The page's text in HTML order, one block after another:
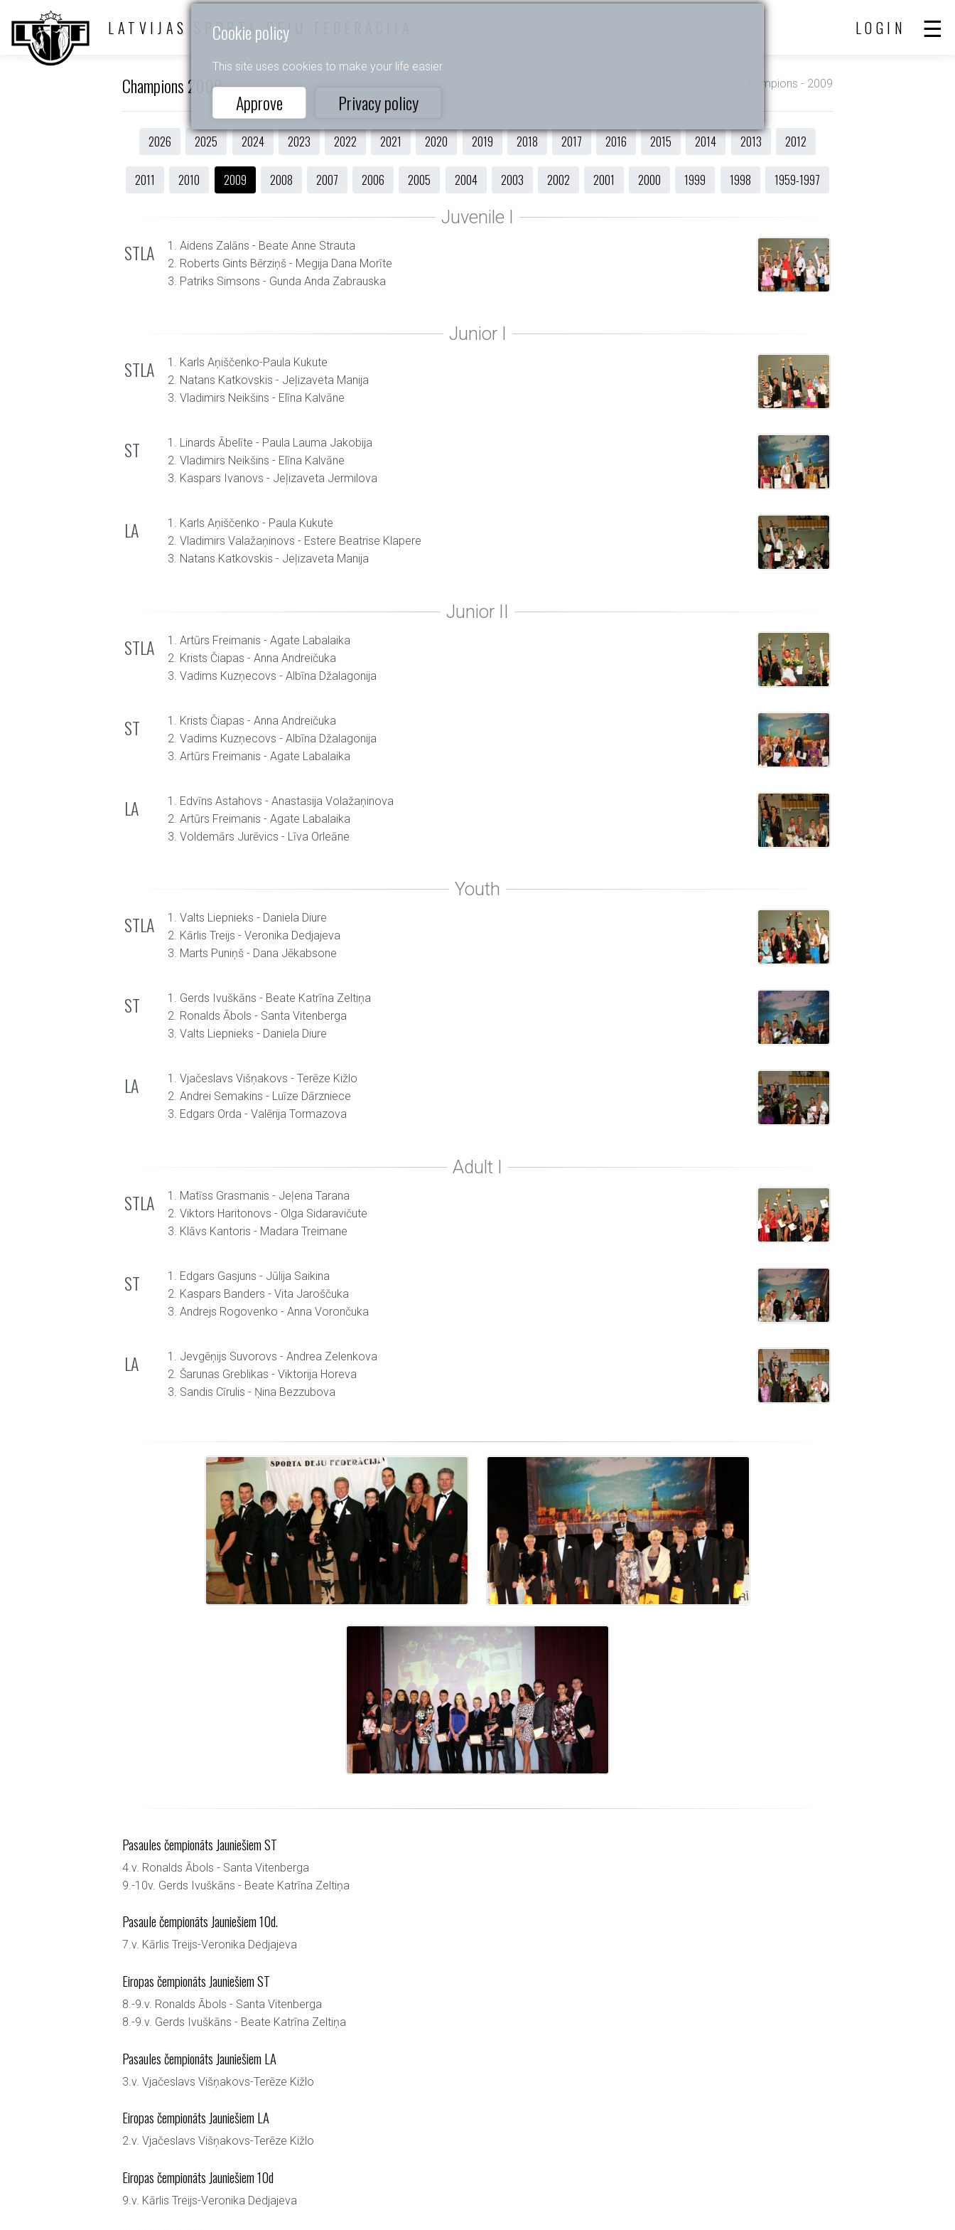
Cookie policy
This site uses cookies to make your life easier.
Approve Privacy policy
LATVIJAS SPORTA DEJU FEDERĀCIJA LOGIN
Champions 2009 - Champions - 2009
2026 2025 2024 2023 2022 2021 2020 2019 2018 2017 2016 2015 2014 2013 2012
2011 2010 2009 2008 2007 2006 2005 2004 2003 2002 2001 2000 1999 1998 1959-1997
STLA
1. Aidens Zalāns - Beate Anne Strauta
2. Roberts Gints Bērziņš - Megija Dana Morīte
3. Patriks Simsons - Gunda Anda Zabrauska
STLA
1. Karls Aņiščenko-Paula Kukute
2. Natans Katkovskis - Jeļizaveta Manija
3. Vladimirs Neikšins - Elīna Kalvāne
ST
1. Linards Ābelīte - Paula Lauma Jakobija
2. Vladimirs Neikšins - Elīna Kalvāne
3. Kaspars Ivanovs - Jeļizaveta Jermilova
LA
1. Karls Aņiščenko - Paula Kukute
2. Vladimirs Valažaņinovs - Estere Beatrise Klapere
3. Natans Katkovskis - Jeļizaveta Manija
STLA
1. Artūrs Freimanis - Agate Labalaika
2. Krists Čiapas - Anna Andreičuka
3. Vadims Kuzņecovs - Albīna Džalagonija
ST
1. Krists Čiapas - Anna Andreičuka
2. Vadims Kuzņecovs - Albīna Džalagonija
3. Artūrs Freimanis - Agate Labalaika
LA
1. Edvīns Astahovs - Anastasija Volažaņinova
2. Artūrs Freimanis - Agate Labalaika
3. Voldemārs Jurēvics - Līva Orleāne
STLA
1. Valts Liepnieks - Daniela Diure
2. Kārlis Treijs - Veronika Dedjajeva
3. Marts Puniņš - Dana Jēkabsone
ST
1. Gerds Ivuškāns - Beate Katrīna Zeltiņa
2. Ronalds Ābols - Santa Vitenberga
3. Valts Liepnieks - Daniela Diure
LA
1. Vjačeslavs Višņakovs - Terēze Kižlo
2. Andrei Semakins - Luīze Dārzniece
3. Edgars Orda - Valērija Tormazova
STLA
1. Matīss Grasmanis - Jeļena Tarana
2. Viktors Haritonovs - Olga Sidaravičute
3. Klāvs Kantoris - Madara Treimane
ST
1. Edgars Gasjuns - Jūlija Saikina
2. Kaspars Banders - Vita Jaroščuka
3. Andrejs Rogovenko - Anna Vorončuka
LA
1. Jevgēņijs Suvorovs - Andrea Zelenkova
2. Šarunas Greblikas - Viktorija Horeva
3. Sandis Cīrulis - Ņina Bezzubova
Pasaules čempionāts Jauniešiem ST
4.v. Ronalds Ābols - Santa Vitenberga
9.-10v. Gerds Ivuškāns - Beate Katrīna Zeltiņa
Pasaule čempionāts Jauniešiem 10d.
7.v. Kārlis Treijs-Veronika Dedjajeva
Eiropas čempionāts Jauniešiem ST
8.-9.v. Ronalds Ābols - Santa Vitenberga
8.-9.v. Gerds Ivuškāns - Beate Katrīna Zeltiņa
Pasaules čempionāts Jauniešiem LA
3.v. Vjačeslavs Višņakovs-Terēze Kižlo
Eiropas čempionāts Jauniešiem LA
2.v. Vjačeslavs Višņakovs-Terēze Kižlo
Eiropas čempionāts Jauniešiem 10d
9.v. Kārlis Treijs-Veronika Dedjajeva